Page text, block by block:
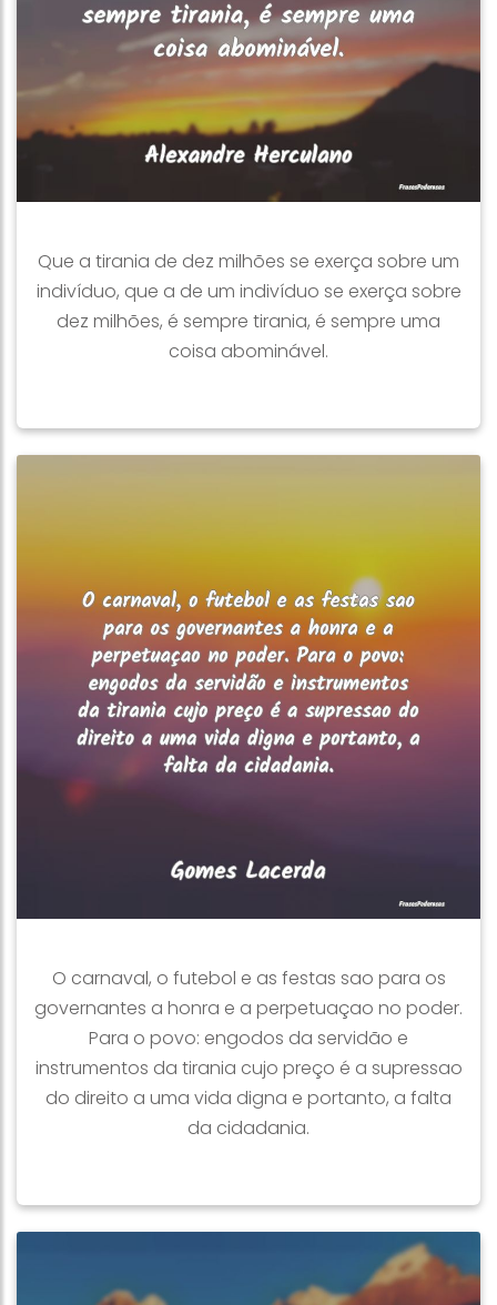
Que a tirania de dez milhões se exerça sobre um
indivíduo, que a de um indivíduo se exerça sobre
dez milhões, é sempre tirania, é sempre uma
coisa abominável.
O carnaval, o futebol e as festas sao para os
governantes a honra e a perpetuaçao no poder.
Para o povo: engodos da servidão e
instrumentos da tirania cujo preço é a supressao
do direito a uma vida digna e portanto, a falta
da cidadania.